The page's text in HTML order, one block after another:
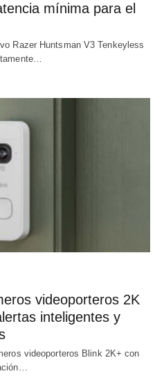
mínima para el
Razer Huntsman V3 Tenkeyless
videoporteros 2K
inteligentes y
videoporteros Blink 2K+ con